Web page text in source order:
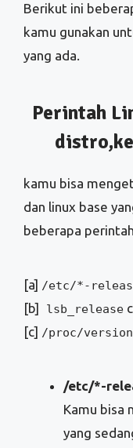
Berikut ini
kamu gunakan
yang ada.
Perintah
kamu bisa
dan linux base
beberapa
[a] /etc/*-
[b]
lsb_release
[c] /proc/version
/etc/*-
Kamu bisa
yang